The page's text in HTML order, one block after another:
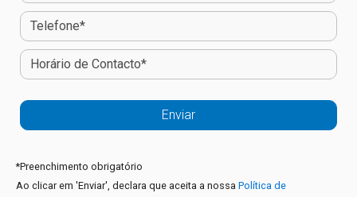
*Preenchimento obrigatório
Ao clicar em 'Enviar', declara que aceita a nossa Política de